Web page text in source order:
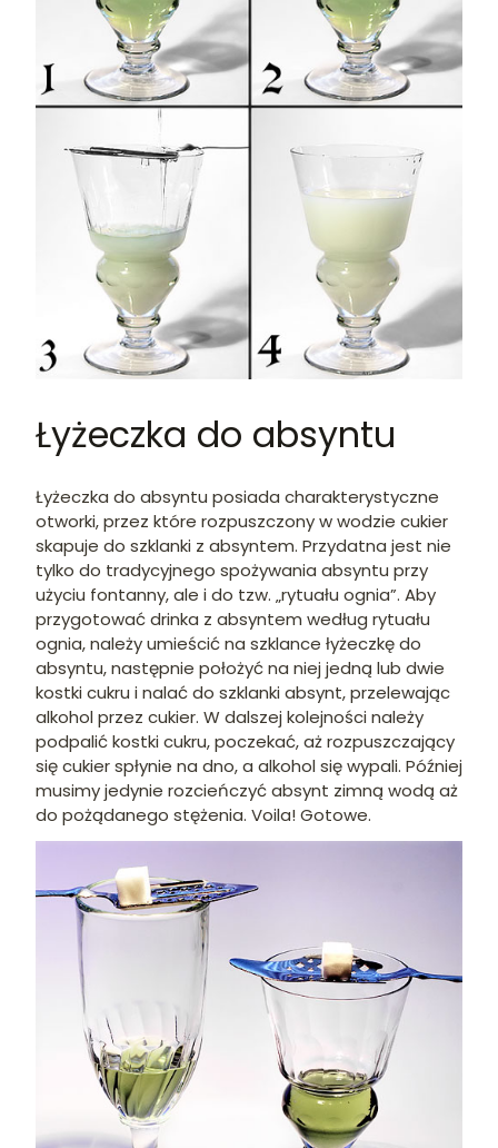
Łyżeczka do absyntu
Łyżeczka do absyntu posiada charakterystyczne
otworki, przez które rozpuszczony w wodzie cukier
skapuje do szklanki z absyntem. Przydatna jest nie
tylko do tradycyjnego spożywania absyntu przy
użyciu fontanny, ale i do tzw. „rytuału ognia”. Aby
przygotować drinka z absyntem według rytuału
ognia, należy umieścić na szklance łyżeczkę do
absyntu, następnie położyć na niej jedną lub dwie
kostki cukru i nalać do szklanki absynt, przelewając
alkohol przez cukier. W dalszej kolejności należy
podpalić kostki cukru, poczekać, aż rozpuszczający
się cukier spłynie na dno, a alkohol się wypali. Później
musimy jedynie rozcieńczyć absynt zimną wodą aż
do pożądanego stężenia. Voila! Gotowe.